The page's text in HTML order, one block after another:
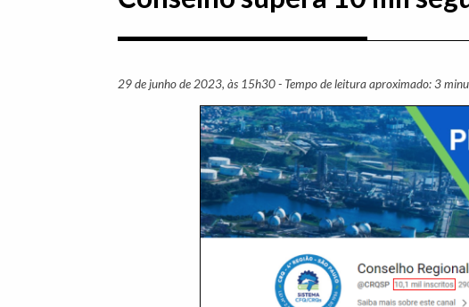
29 de junho de 2023, às 15h30 - Tempo de leitura aproximado: 3